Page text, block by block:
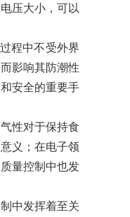
压大小，可以
程中不受外界
影响其防潮性
安全的重要手
性对于保持食
义；在电子领
量控制中也发
中发挥着至关